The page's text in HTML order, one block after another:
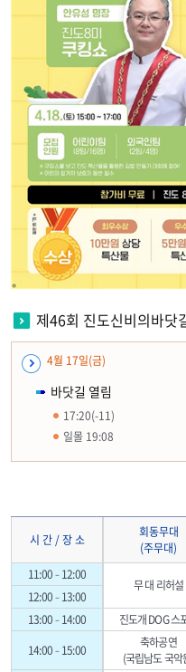
제46회 진도신비의바닷
4월 17일(금)
바닷길 열림
17:20(-11)
일몰 19:08
시 간 / 장 소
회동무대
(주무대)
11:00–12:00
무 대 리허설
12:00–13:00
13:00–14:00
진도개 DOG 스
14:00–15:00
축하공연
(국립남도 국악